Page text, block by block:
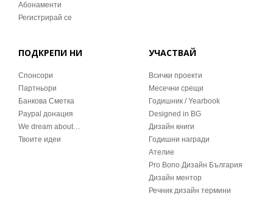
Абонаменти
Регистрирай се
ПОДКРЕПИ НИ
Спонсори
Партньори
Банкова Сметка
Paypal донация
We dream about…
Твоите идеи
УЧАСТВАЙ
Всички проекти
Месечни срещи
Годишник / Yearbook
Designed in BG
Дизайн книги
Годишни награди
Ателие
Pro Bono Дизайн България
Дизайн ментор
Речник дизайн термини